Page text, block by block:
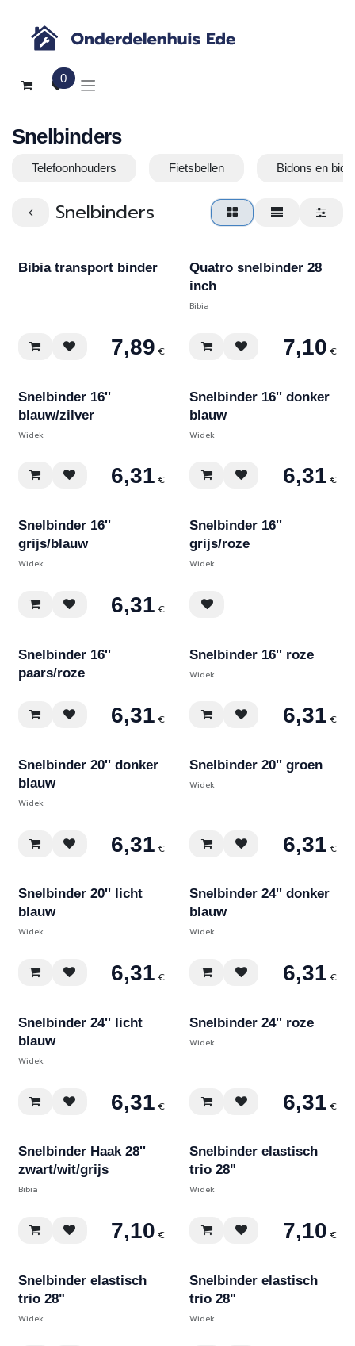
0
Snelbinders
Telefoonhouders Fietsbellen Bidons en
Snelbinders
Bibia transport binder
7,89 €
Quatro snelbinder 28
inch
Bibia
7,10 €
Snelbinder 16''
blauw/zilver
Widek
6,31 €
Snelbinder 16'' donker
blauw
Widek
6,31 €
Snelbinder 16''
grijs/blauw
Widek
6,31 €
Snelbinder 16''
grijs/roze
Widek
Snelbinder 16''
paars/roze
6,31 €
Snelbinder 16'' roze
Widek
6,31 €
Snelbinder 20'' donker
blauw
Widek
6,31 €
Snelbinder 20'' groen
Widek
6,31 €
Snelbinder 20'' licht
blauw
Widek
6,31 €
Snelbinder 24'' donker
blauw
Widek
6,31 €
Snelbinder 24'' licht
blauw
Widek
6,31 €
Snelbinder 24'' roze
Widek
6,31 €
Snelbinder Haak 28''
zwart/wit/grijs
Bibia
7,10 €
Snelbinder elastisch
trio 28"
Widek
7,10 €
Snelbinder elastisch
trio 28"
Widek
Snelbinder elastisch
trio 28"
Widek